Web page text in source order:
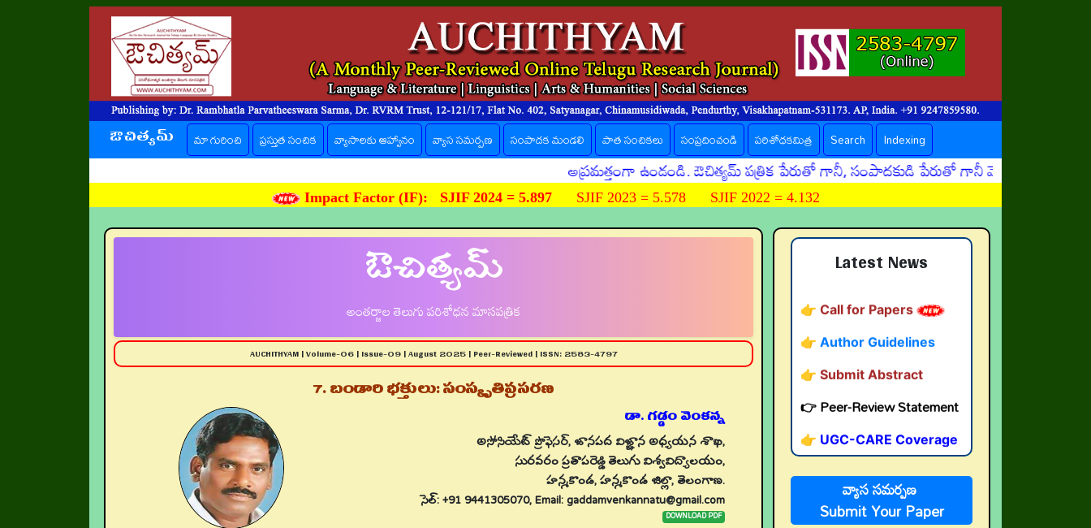
ఔచిత్యమ్ మా గురించి ప్రస్తుత సంచిక (current)
వ్యాసాలకు ఆహ్వానం వ్యాస సమర్పణ సంపాదక మండలి పాత సంచికలు సంప్రదించండి పరిశోధకమిత్ర Search Indexing
అప్రమత్తంగా ఉండండి. ఔచిత్యమ్ పత్రిక పేరుతో గానీ, సంపాదకుడి పేరుతో గానీ మోసపూరితమైన
Impact Factor (IF): SJIF 2024 = 5.897SJIF 2023 = 5.578 SJIF 2022 = 4.132
ఔచిత్యమ్
అంతర్జాల తెలుగు పరిశోధన మాసపత్రిక
AUCHITHYAM | Volume-06 | Issue-09 | August 2025 | Peer-Reviewed | ISSN: 2583-4797
7. బండారి భక్తులు: సంస్కృతిప్రసరణ
డా. గడ్డం వెంకన్న
అసోసియేట్‌ ప్రొఫెసర్‌, జానపద విజ్ఞాన అధ్యయన శాఖ,
సురవరం ప్రతాపరెడ్డి తెలుగు విశ్వవిద్యాలయం,
హన్మకొండ, హన్మకొండ జిల్లా, తెలంగాణ.
సెల్: +91 9441305070, Email: gaddamvenkannatu@gmail.com
DOWNLOAD PDF
Latest News
👉 నవతరం పరిశోధనలు
👉 Author Guidelines
👉 Submit Abstract
👉 Peer-Review Statement
👉 UGC-CARE Coverage
👉 UGC-CARE రద్దు
వ్యాస సమర్పణ
Submit Your Paper